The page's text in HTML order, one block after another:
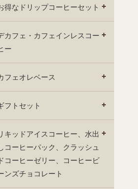
得なドリップコーヒーセット
カフェ・カフェインレスコー
ー
フェオレベース
フトセット
キッドアイスコーヒー、水出
コーヒーパック、クラッシュ
ドコーヒーゼリー、コーヒービ
ンズチョコレート